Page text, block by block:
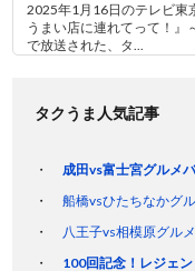
2025年1月16日のテレビ東
うまい店に連れてって！』
で放送された、タ...
タクうま人気記事
成田vs富士宮グルメ
船橋vsひたちなかグ
八王子vs相模原グル
100回記念！レジェ